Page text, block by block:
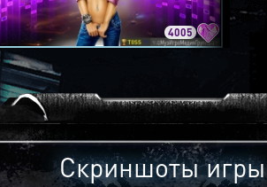
4005
Скриншоты игры